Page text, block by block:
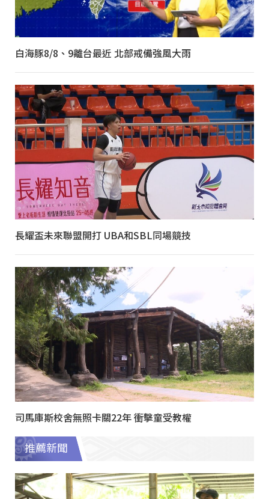
白海豚8/8、9離台最近 北部戒備強風大雨
長耀盃未來聯盟開打 UBA和SBL同場競技
司馬庫斯校舍無照卡關22年 衝擊童受教權
推薦新聞